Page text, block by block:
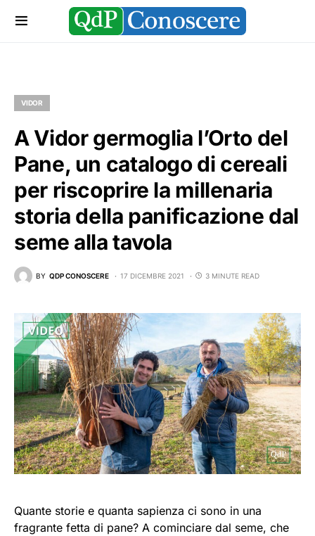
VIDOR
A Vidor germoglia l’Orto del
Pane, un catalogo di cereali
per riscoprire la millenaria
storia della panificazione dal
seme alla tavola
BY QDP CONOSCERE 17 DICEMBRE 2021 3 MINUTE READ
Quante storie e quanta sapienza ci sono in una
fragrante fetta di pane? A cominciare dal seme, che